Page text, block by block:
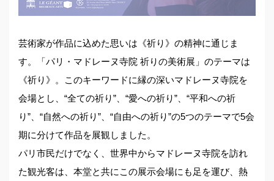
芸術家が作品に込めた思いは《祈り》の精神に通じま
す。「パリ・マドレーヌ寺院 祈りの美術展」のテーマは
《祈り》。このキーワードに縁の深いマドレーヌ寺院を
会場とし、“全ての祈り”、“愛への祈り”、“平和への祈
り”、“自然への祈り”、“自由への祈り”の5つのテーマで5会
期に分けて作品を展観しました。
パリ市民だけでなく、世界中からマドレーヌ寺院を訪れ
た観光客は、本堂と共にこの展示会場にも足を運び、熱